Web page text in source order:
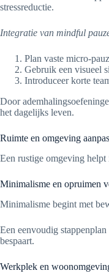
stressreductie.
Integratie van mindful
Plan vaste micro-
Gebruik een visueel
Introduceer korte
Door
het dagelijks leven.
Ruimte en omgeving
Een rustige omgeving helpt
Minimalisme en opruimen
Minimalisme begint met
Een eenvoudig
bespaart.
Werkplek en